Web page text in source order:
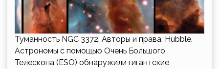
Туманность NGC 3372. Авторы и права: Hubble.
Астрономы с помощью Очень Большого
Телескопа (ESO) обнаружили гигантские